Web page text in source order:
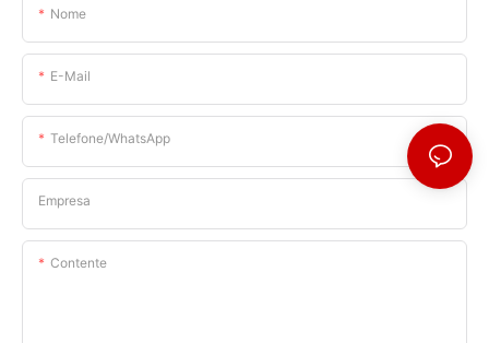
Nome
E-Mail
Telefone/WhatsApp
Empresa
Contente